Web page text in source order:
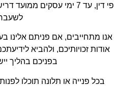
פי דין, עד 7 ימי עסקים
אנו מתחייבים, אם פניתם אלינו
אודות זכויותיכם, ולהביא
בפניכם בהליך
בכל פנייה או תלונה תוכלו